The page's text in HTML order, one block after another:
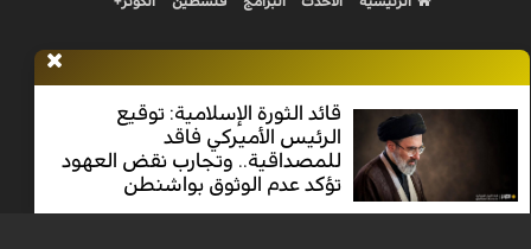
قائد الثورة الإسلامية: توقيع
الرئيس الأميركي فاقد
للمصداقية.. وتجارب نقض العهود
تؤكد عدم الوثوق بواشنطن
Nilesat 11900 V | Badr 8 11747 V | Badr5 12284 V